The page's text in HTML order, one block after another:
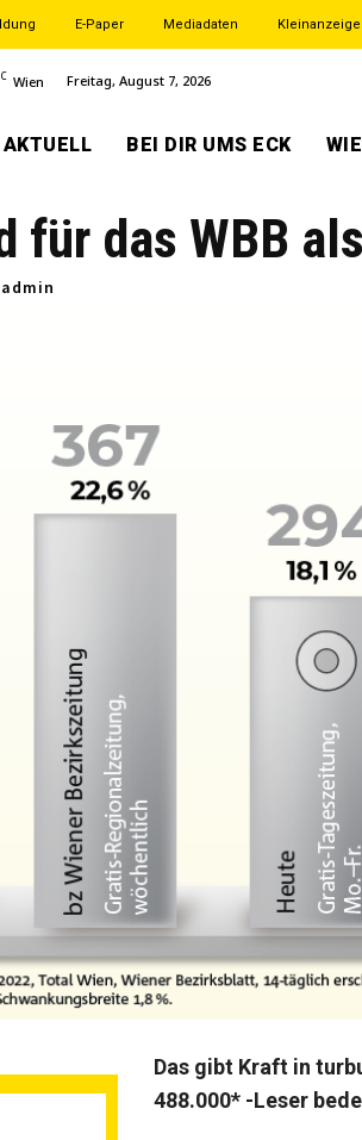
E-Paper Mediadaten
C Wien Freitag, August 7, 2026
BEI DIR UMS ECK
für das WBB
admin
Das gibt Kraft in
488.000* -Leser